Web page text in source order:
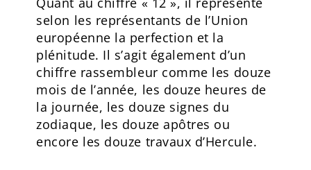
selon les représentants de l’Union
européenne la perfection et la
plénitude. Il s’agit également d’un
chiffre rassembleur comme les douze
mois de l’année, les douze heures de
la journée, les douze signes du
zodiaque, les douze apôtres ou
encore les douze travaux d’Hercule.